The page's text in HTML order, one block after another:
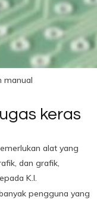
manual
keras
alat yang
dan grafik,
K.I.
pengguna yang